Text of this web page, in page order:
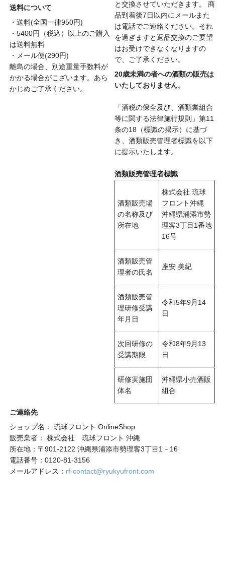
送料について
・送料(全国一律950円)
・5400円（税込）以上のご購入
は送料無料
・メール便(290円)
離島の場合、別途重量手数料が
かかる場合がこざいます。あら
かじめご了承ください。
と交換させていただきます。 商
品到着後7日以内にメールまた
は電話でご連絡ください。それ
を過ぎますと返品交換のご要望
はお受けできなくなりますの
で、ご了承ください。
20歳未満の者への酒類の販売は
いたしておりません。
「酒税の保全及び、酒類業組合
等に関する法律施行規則」第11
条の18（標識の掲示）に基づ
き、酒類販売管理者標識を以下
に提示いたします。
酒類販売管理者標識
酒類販売場
の名称及び
所在地
株式会社 琉球
フロント沖縄
沖縄県浦添市勢
理客3丁目1番地
16号
酒類販売管
理者の氏名
座安 美紀
酒類販売管
理研修受講
年月日
令和5年9月14
日
次回研修の
受講期限
令和8年9月13
日
研修実施団
体名
沖縄県小売酒販
組合
ご連絡先
ショップ名： 琉球フロント OnlineShop
販売業者： 株式会社 琉球フロント 沖縄
所在地：〒901-2122 沖縄県浦添市勢理客3丁目1－16
電話番号：0120-81-3156
メールアドレス： rf-contact@ryukyufront.com